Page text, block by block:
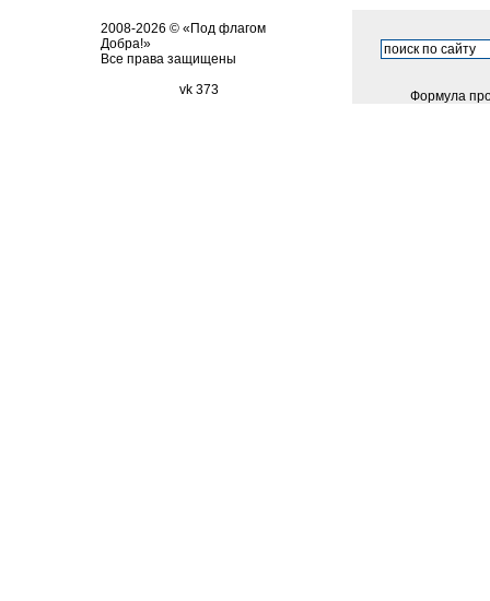
2008-2026 © «Под флагом
Добра!»
Все права защищены
vk 373
Формула